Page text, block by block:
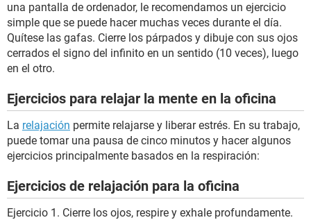
una pantalla de ordenador, le recomendamos un ejercicio
simple que se puede hacer muchas veces durante el día.
Quítese las gafas. Cierre los párpados y dibuje con sus ojos
cerrados el signo del infinito en un sentido (10 veces), luego
en el otro.
Ejercicios para relajar la mente en la oficina
La relajación permite relajarse y liberar estrés. En su trabajo,
puede tomar una pausa de cinco minutos y hacer algunos
ejercicios principalmente basados en la respiración:
Ejercicios de relajación para la oficina
Ejercicio 1. Cierre los ojos, respire y exhale profundamente.